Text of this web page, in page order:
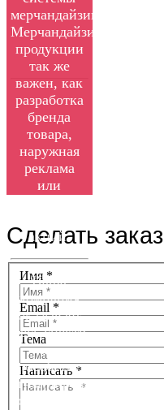
существенного
увеличения
продаж.
мерчандайзинга.
Мерчандайзинг
продукции
так же
важен, как
разработка
бренда
товара,
наружная
реклама
или
акций.
Наша
компания
оказывает
весь спектр
услуг,
способствующих
стимулированию
розничных
Сделать заказ
Имя *
Email *
Тема
Написать *